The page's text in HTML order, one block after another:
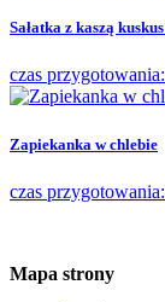
Sałatka z kaszą
czas
Zapiekanka w chlebie
czas
Mapa strony